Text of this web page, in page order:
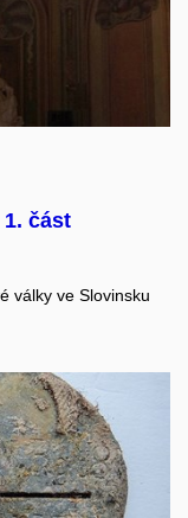
část
války ve Slovinsku